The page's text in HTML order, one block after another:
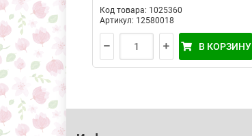
Код товара: 1025360
Артикул: 12580018
В КОРЗИНУ